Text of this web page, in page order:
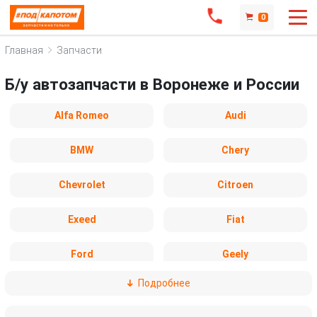
0
Главная Запчасти
Б/у автозапчасти в Воронеже и России
Alfa Romeo Audi
BMW Chery
Chevrolet Citroen
Exeed Fiat
Ford Geely
Подробнее